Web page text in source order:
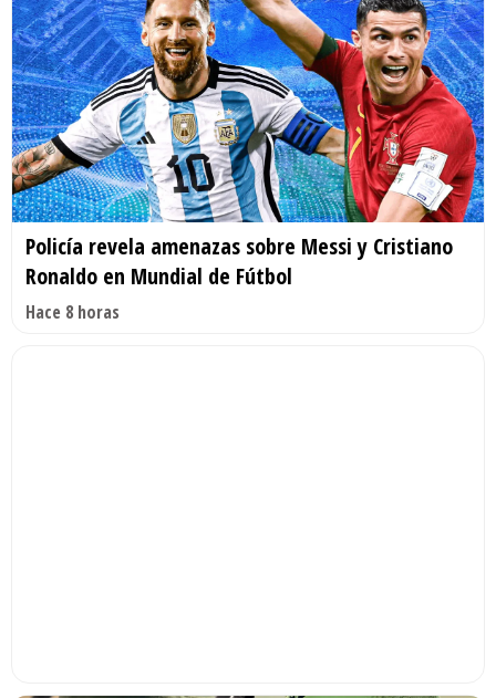
Policía revela amenazas sobre Messi y Cristiano
Ronaldo en Mundial de Fútbol
Hace 8 horas